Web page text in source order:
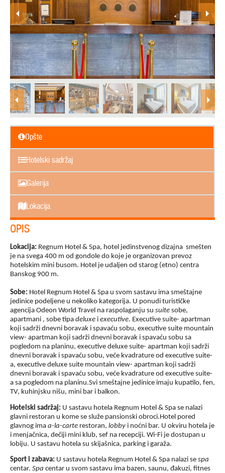
Opšte
Hotelski sadržaj
Galerija
Lokacija
OPIS
Lokacija: Regnum Hotel & Spa, hotel jedinstvenog dizajna smešten
je na svega 400 m od gondole do koje je organizovan prevoz
hotelskim mini busom. Hotel je udaljen od starog (etno) centra
Banskog 900 m.
Sobe: Hotel Regnum Hotel & Spa u svom sastavu ima smeštajne
jedinice podeljene u nekoliko kategorija. U ponudi turističke
agencija Odeon World Travel na raspolaganju su suite sobe,
apartmani , sobe tipa deluxe i executive. Executive suite- apartman
koji sadrži dnevni boravak i spavaću sobu, executive suite mountain
view- apartman koji sadrži dnevni boravak i spavaću sobu sa
pogledom na planinu, executive deluxe suite- apartman koji sadrži
dnevni boravak i spavaću sobu, veće kvadrature od executive suite-
a, executive deluxe suite mountain view- apartman koji sadrži
dnevni boravak i spavaću sobu, veće kvadrature od executive suite-
a sa pogledom na planinu.Svi smeštajne jedinice imaju kupatilo, fen,
TV, kuhinjsku nišu, mini bar i balkon.
Hotelski sadržaj: U sastavu hotela Regnum Hotel & Spa se nalazi
glavni restoran u kome se služe pansionski obroci.Hotel pored
glavnog ima a-la-carte restoran, lobby i noćni bar. U okviru hotela je
i menjačnica, dečiji mini klub, sef na recepciji. Wi-Fi je dostupan u
lobiju. U sastavu hotela su skijašnica, parking i garaža.
Sport i zabava: U sastavu hotela Regnum Hotel & Spa nalazi se spa
centar. Spa centar u svom sastavu ima bazen, saunu, đakuzi, fitnes